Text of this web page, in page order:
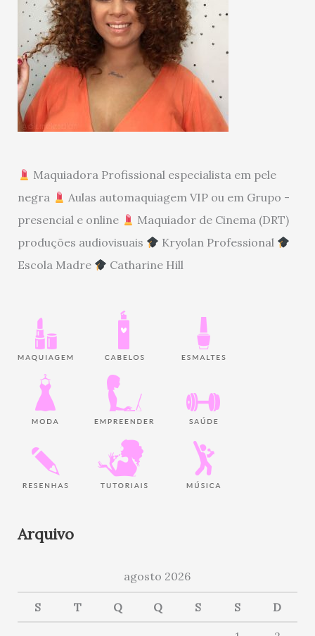
Maquiadora Profissional especialista em pele
negra
Aulas automaquiagem VIP ou em Grupo -
presencial e online
Maquiador de Cinema (DRT)
produções audiovisuais
Kryolan Professional
Escola Madre
Catharine Hill
Arquivo
agosto 2026
S T Q Q S S D